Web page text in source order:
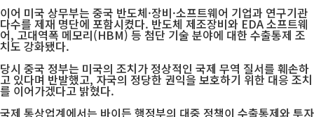
이어 미국 상무부는 중국 반도체·장비·소프트웨어 기업과 연구기관
다수를 제재 명단에 포함시켰다. 반도체 제조장비와 EDA 소프트웨
어, 고대역폭 메모리(HBM) 등 첨단 기술 분야에 대한 수출통제 조
치도 강화됐다.
당시 중국 정부는 미국의 조치가 정상적인 국제 무역 질서를 훼손하
고 있다며 반발했고, 자국의 정당한 권익을 보호하기 위한 대응 조치
를 이어가겠다고 밝혔다.
국제 통상업계에서는 바이든 행정부의 대중 정책이 수출통제와 투자